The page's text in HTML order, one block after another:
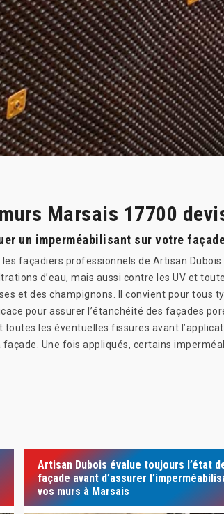
Marsais 17700
un imperméabilisant sur votre
façadiers professionnels de Artisan
d’eau, mais aussi contre les UV et
et des champignons. Il convient pour tous
pour assurer l’étanchéité des façades
les éventuelles fissures avant
façade. Une fois appliqués, certains
Artisan Dubois évalue toujours l’état
façade avant d’assurer
vos murs à Marsais